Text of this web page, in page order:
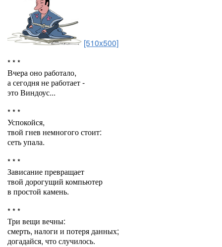
[510x500]
* * *
Вчера оно работало,
а сегодня не работает -
это Виндоус...
* * *
Успокойся,
твой гнев немногого стоит:
сеть упала.
* * *
Зависание превращает
твой дорогущий компьютер
в простой камень.
* * *
Три вещи вечны:
смерть, налоги и потеря данных;
догадайся, что случилось.